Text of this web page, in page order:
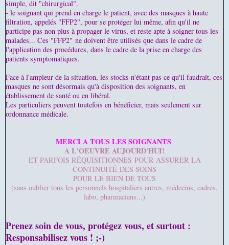
simple, dit "chirurgical".
- le soignant qui prend en charge le patient, avec des masques à haute
filtration, appelés "FFP2", pour se protéger lui même, afin qu'il ne
participe pas non plus à propager le virus, et reste apte à soigner tous les
malades... Ces "FFP2" ne doivent être utilisés que dans le cadre de
l'application des procédures, dans le cadre de la prise en charge des
patients symptomatiques.
Face à l'ampleur de la situation, les stocks n'étant pas ce qu'il faudrait, ces
masques ne sont désormais qu'à disposition des soignants, en
établissement de santé ou en libéral.
Les particuliers peuvent toutefois en bénéficier, mais seulement sur
ordonnance médicale.
MERCI A TOUS LES SOIGNANTS
A L'OEUVRE AUJOURD'HUI!
ET PARFOIS RÉQUISITIONNES POUR ASSURER LA
CONTINUITÉ DES SOINS
POUR LE BIEN DE TOUS
(sans oublier tous les personnels hospitaliers autres, médecins, cadres,
labo, pharmaciens...)
Prenez soin de vous, protégez vous, et surtout :
Responsabilisez vous ! ;-)